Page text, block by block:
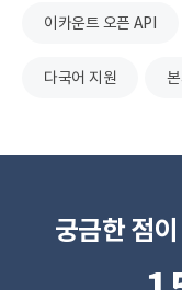
이카운트 오픈 API
다국어 지원
궁금한 점